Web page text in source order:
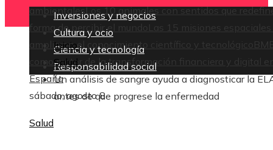
ambientalesLos 10 animales con sentidos que
forma de percibir el mundo Las 15 misiones espaciales
ampliaron el conocimiento científico y tecnológico
como motor de la transformación financiera y digital
España
sábado, agosto 8
Inversiones y negocios
Cultura y ocio
Ciencia y tecnología
Responsabilidad social
Inicio
Salud
Un análisis de sangre ayuda a diagnosticar la
antes de que progrese la enfermedad
Salud